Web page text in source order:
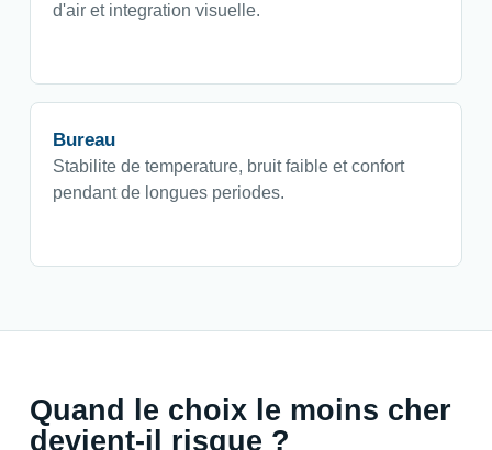
d'air et integration visuelle.
Bureau
Stabilite de temperature, bruit faible et confort
pendant de longues periodes.
Quand le choix le moins cher
devient-il risque ?